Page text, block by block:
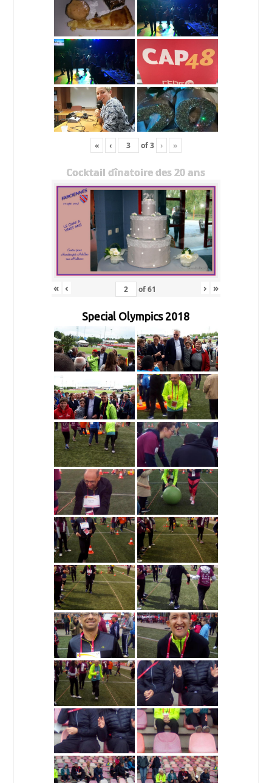
« ‹ of3 › »
Cocktail dînatoire des 20 ans
« ‹ of61 › »
Special Olympics 2018